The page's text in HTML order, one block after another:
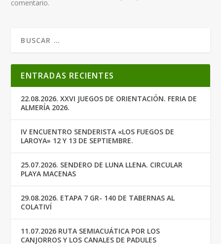
comentario.
ENTRADAS RECIENTES
22.08.2026. XXVI JUEGOS DE ORIENTACIÓN. FERIA DE
ALMERÍA 2026.
IV ENCUENTRO SENDERISTA «LOS FUEGOS DE
LAROYA» 12 Y 13 DE SEPTIEMBRE.
25.07.2026. SENDERO DE LUNA LLENA. CIRCULAR
PLAYA MACENAS
29.08.2026. ETAPA 7 GR- 140 DE TABERNAS AL
COLATIVÍ
11.07.2026 RUTA SEMIACUÁTICA POR LOS
CANJORROS Y LOS CANALES DE PADULES